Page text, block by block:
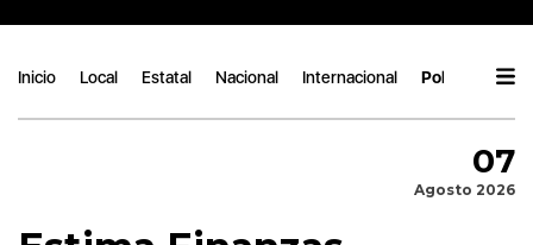
Inicio Local Estatal Nacional Internacional Política
07
Agosto 2026